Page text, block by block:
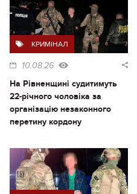
КРИМІНАЛ
10.08.26
На Рівненщині судитимуть
22-річного чоловіка за
організацію незаконного
перетину кордону